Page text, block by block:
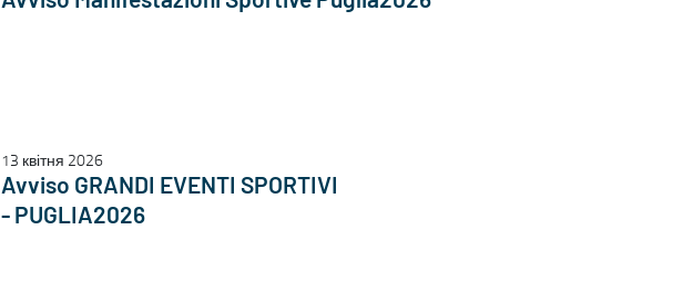
13 квітня 2026
Avviso GRANDI EVENTI SPORTIVI
- PUGLIA2026